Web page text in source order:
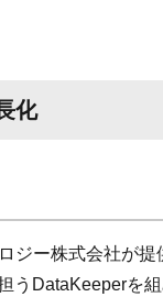
化
ジー株式会社が提
うDataKeeperを